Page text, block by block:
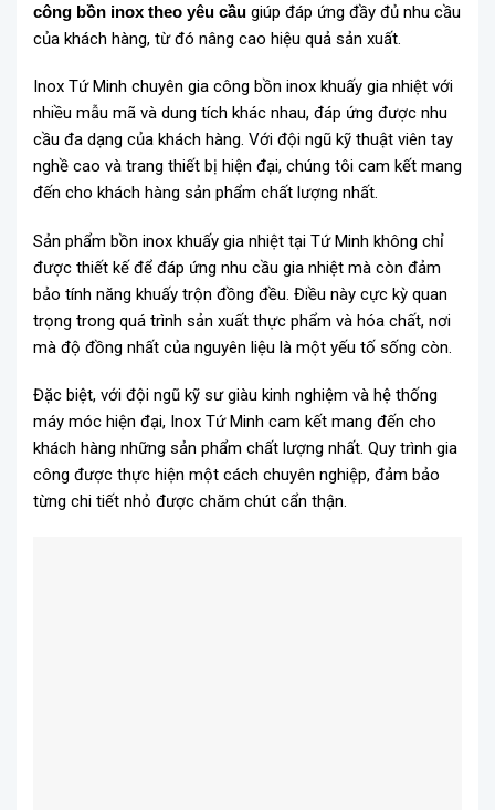
công bồn inox theo yêu cầu giúp đáp ứng đầy đủ nhu cầu
của khách hàng, từ đó nâng cao hiệu quả sản xuất.
Inox Tứ Minh chuyên gia công bồn inox khuấy gia nhiệt với
nhiều mẫu mã và dung tích khác nhau, đáp ứng được nhu
cầu đa dạng của khách hàng. Với đội ngũ kỹ thuật viên tay
nghề cao và trang thiết bị hiện đại, chúng tôi cam kết mang
đến cho khách hàng sản phẩm chất lượng nhất.
Sản phẩm bồn inox khuấy gia nhiệt tại Tứ Minh không chỉ
được thiết kế để đáp ứng nhu cầu gia nhiệt mà còn đảm
bảo tính năng khuấy trộn đồng đều. Điều này cực kỳ quan
trọng trong quá trình sản xuất thực phẩm và hóa chất, nơi
mà độ đồng nhất của nguyên liệu là một yếu tố sống còn.
Đặc biệt, với đội ngũ kỹ sư giàu kinh nghiệm và hệ thống
máy móc hiện đại, Inox Tứ Minh cam kết mang đến cho
khách hàng những sản phẩm chất lượng nhất. Quy trình gia
công được thực hiện một cách chuyên nghiệp, đảm bảo
từng chi tiết nhỏ được chăm chút cẩn thận.